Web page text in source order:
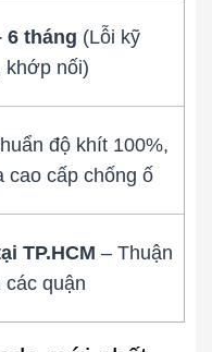
Vỏ Oppo
6 tháng (Lỗi kỹ
khớp nối)
độ khít 100%,
cao cấp chống ố
TP.HCM– Thuận
các quận